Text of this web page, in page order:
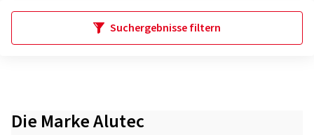
Suchergebnisse filtern
Die Marke Alutec